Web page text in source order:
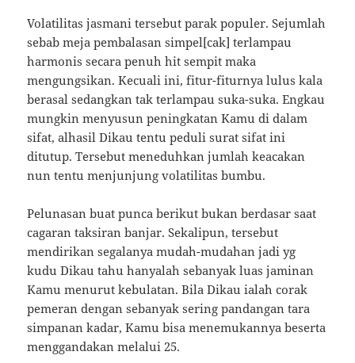
Volatilitas jasmani tersebut parak populer. Sejumlah
sebab meja pembalasan simpel[cak] terlampau
harmonis secara penuh hit sempit maka
mengungsikan. Kecuali ini, fitur-fiturnya lulus kala
berasal sedangkan tak terlampau suka-suka. Engkau
mungkin menyusun peningkatan Kamu di dalam
sifat, alhasil Dikau tentu peduli surat sifat ini
ditutup. Tersebut meneduhkan jumlah keacakan
nun tentu menjunjung volatilitas bumbu.
Pelunasan buat punca berikut bukan berdasar saat
cagaran taksiran banjar. Sekalipun, tersebut
mendirikan segalanya mudah-mudahan jadi yg
kudu Dikau tahu hanyalah sebanyak luas jaminan
Kamu menurut kebulatan. Bila Dikau ialah corak
pemeran dengan sebanyak sering pandangan tara
simpanan kadar, Kamu bisa menemukannya beserta
menggandakan melalui 25.